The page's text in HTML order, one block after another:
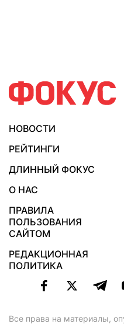
НОВОСТИ
РЕЙТИНГИ
ДЛИННЫЙ ФОКУС
О НАС
ПРАВИЛА
ПОЛЬЗОВАНИЯ
САЙТОМ
РЕДАКЦИОННАЯ
ПОЛИТИКА
Все права на материалы,